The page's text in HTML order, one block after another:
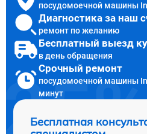
посудомоечной машины
Диагностика за наш
ремонт по желанию
Бесплатный выезд
в день обращения
Срочный ремонт
посудомоечной машины
минут
Бесплатная